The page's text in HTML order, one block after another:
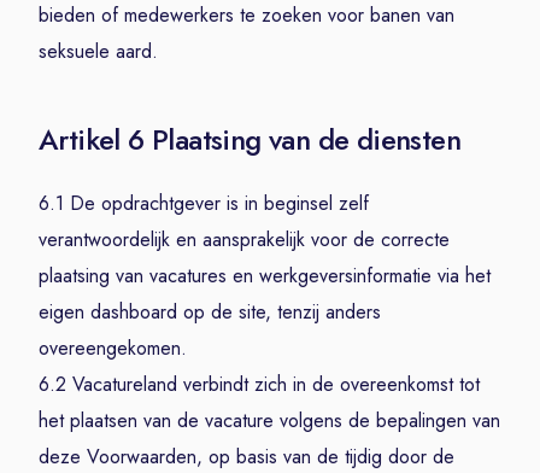
bieden of medewerkers te zoeken voor banen van
seksuele aard.
Artikel 6 Plaatsing van de diensten
6.1 De opdrachtgever is in beginsel zelf
verantwoordelijk en aansprakelijk voor de correcte
plaatsing van vacatures en werkgeversinformatie via het
eigen dashboard op de site, tenzij anders
overeengekomen.
6.2 Vacatureland verbindt zich in de overeenkomst tot
het plaatsen van de vacature volgens de bepalingen van
deze Voorwaarden, op basis van de tijdig door de